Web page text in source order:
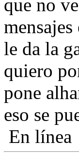
que no
le da la
quiero
pone
eso se
En línea